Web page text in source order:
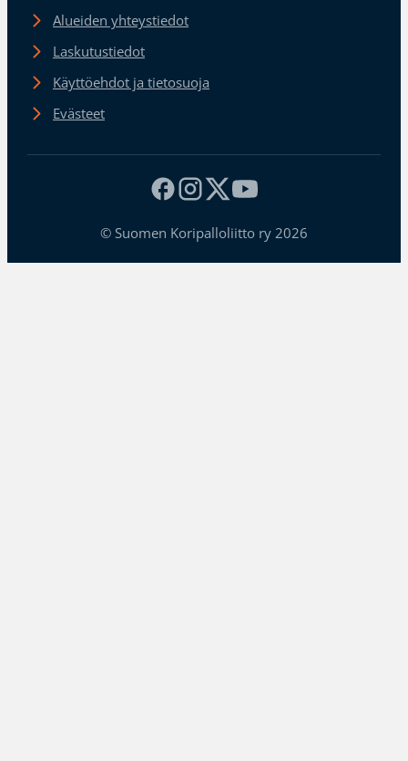
Alueiden yhteystiedot
Laskutustiedot
Käyttöehdot ja tietosuoja
Evästeet
© Suomen Koripalloliitto ry 2026